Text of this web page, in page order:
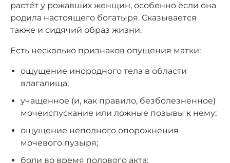
растёт у рожавших женщин, особенно если она
родила настоящего богатыря. Сказывается
также и сидячий образ жизни.
Есть несколько признаков опущения матки:
ощущение инородного тела в области
влагалища;
учащенное (и, как правило, безболезненное)
мочеиспускание или ложные позывы к нему;
ощущение неполного опорожнения
мочевого пузыря;
боли во время полового акта;